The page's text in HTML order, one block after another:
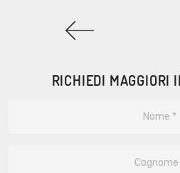
RICHIEDI MAGGIORI